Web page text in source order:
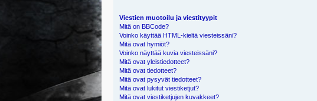
Viestien muotoilu ja viestityypit
Mitä on BBCode?
Voinko käyttää HTML-kieltä viesteissäni?
Mitä ovat hymiöt?
Voinko näyttää kuvia viesteissäni?
Mitä ovat yleistiedotteet?
Mitä ovat tiedotteet?
Mitä ovat pysyvät tiedotteet?
Mitä ovat lukitut viestiketjut?
Mitä ovat viestiketjujen kuvakkeet?